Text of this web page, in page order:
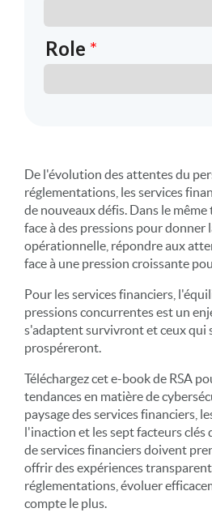
De l'évolution des attentes du
réglementations, les services
de nouveaux défis. Dans le
face à des pressions pour
opérationnelle, répondre aux
face à une pression croissante
Pour les services financiers,
pressions concurrentes est un
s'adaptent survivront et ceux qui
prospéreront.
Téléchargez cet e-book de RSA
tendances en matière de
paysage des services financiers,
l'inaction et les sept facteurs clés
de services financiers doivent
offrir des expériences
réglementations, évoluer
compte le plus.